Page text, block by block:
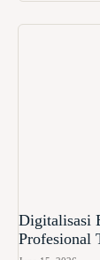
Digitalisasi
Profesional